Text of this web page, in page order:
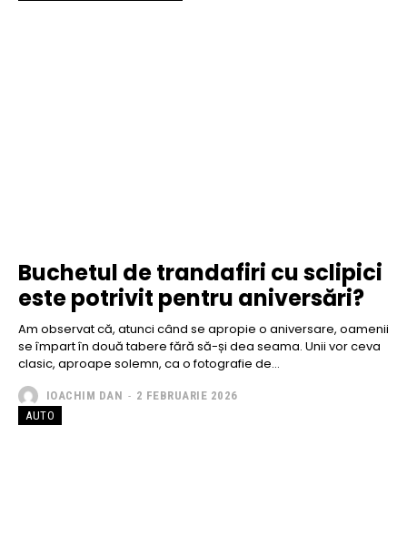
Buchetul de trandafiri cu sclipici
este potrivit pentru aniversări?
Am observat că, atunci când se apropie o aniversare, oamenii
se împart în două tabere fără să-și dea seama. Unii vor ceva
clasic, aproape solemn, ca o fotografie de...
IOACHIM DAN - 2 FEBRUARIE 2026
AUTO